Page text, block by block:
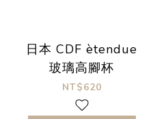
日本 CDF ètendue
玻璃高腳杯
NT$620